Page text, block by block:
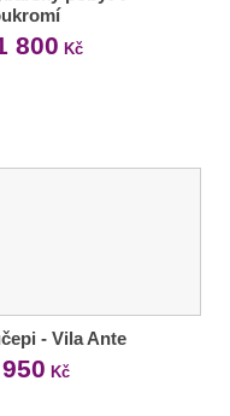
800 Kč
- Vila Ante
Kč